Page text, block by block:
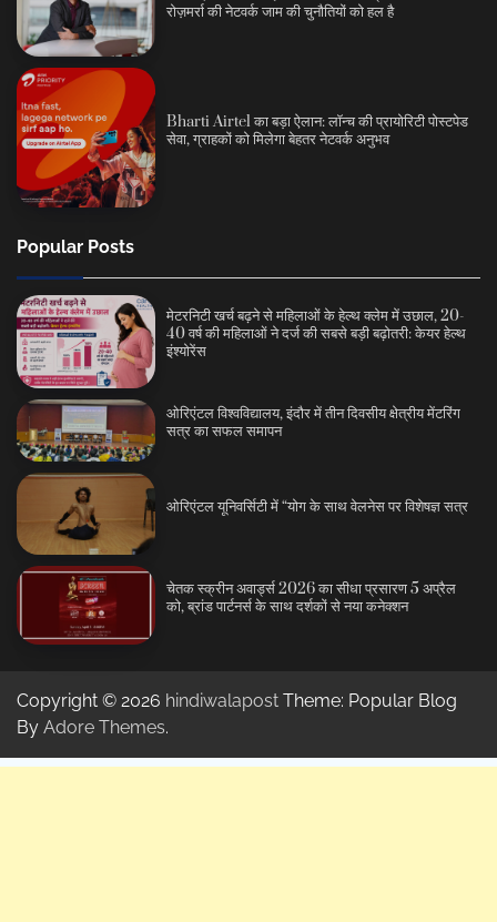
रोज़मर्रा की नेटवर्क जाम की चुनौतियों को हल है
Bharti Airtel का बड़ा ऐलान: लॉन्च की प्रायोरिटी पोस्टपेड
सेवा, ग्राहकों को मिलेगा बेहतर नेटवर्क अनुभव
Popular Posts
मेटरनिटी खर्च बढ़ने से महिलाओं के हेल्थ क्लेम में उछाल, 20-
40 वर्ष की महिलाओं ने दर्ज की सबसे बड़ी बढ़ोतरी: केयर हेल्थ
इंश्योरेंस
ओरिएंटल विश्वविद्यालय, इंदौर में तीन दिवसीय क्षेत्रीय मेंटरिंग
सत्र का सफल समापन
ओरिएंटल यूनिवर्सिटी में “योग के साथ वेलनेस पर विशेषज्ञ सत्र
चेतक स्क्रीन अवार्ड्स 2026 का सीधा प्रसारण 5 अप्रैल
को, ब्रांड पार्टनर्स के साथ दर्शकों से नया कनेक्शन
Copyright © 2026 hindiwalapost Theme: Popular Blog
By Adore Themes.